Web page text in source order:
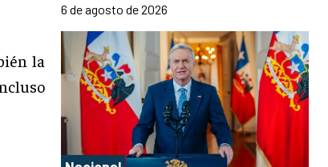
la
6 de agosto de 2026